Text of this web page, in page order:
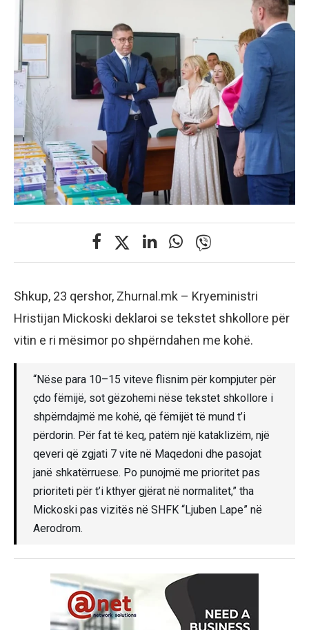
Shkup, 23 qershor, Zhurnal.mk – Kryeministri
Hristijan Mickoski deklaroi se tekstet shkollore për
vitin e ri mësimor po shpërndahen me kohë.
“Nëse para 10–15 viteve flisnim për kompjuter për
çdo fëmijë, sot gëzohemi nëse tekstet shkollore i
shpërndajmë me kohë, që fëmijët të mund t’i
përdorin. Për fat të keq, patëm një kataklizëm, një
qeveri që zgjati 7 vite në Maqedoni dhe pasojat
janë shkatërruese. Po punojmë me prioritet pas
prioriteti për t’i kthyer gjërat në normalitet,” tha
Mickoski pas vizitës në SHFK “Ljuben Lape” në
Aerodrom.